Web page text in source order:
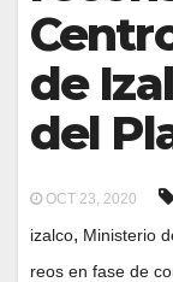
de
del
OCT 23, 2020
izalco, Ministerio
reos en fase de